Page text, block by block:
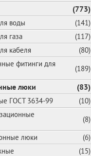
(773)
воды
(141)
газа
(117)
кабеля
(80)
фитинги для
(189)
люки (83)
ГОСТ 3634-99
(10)
(8)
люки
(6)
(15)